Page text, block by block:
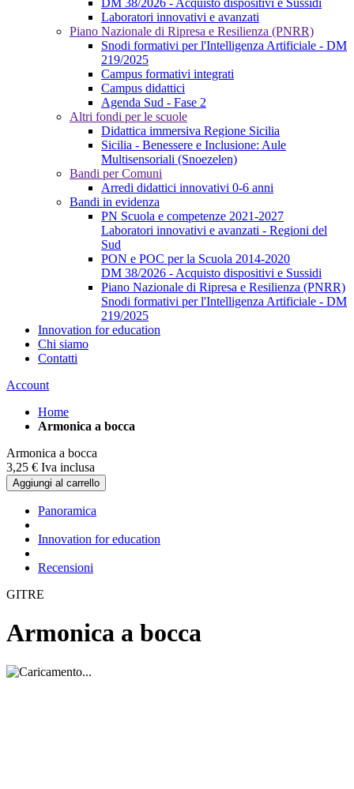
Laboratori innovativi e avanzati
Piano Nazionale di Ripresa e Resilienza (PNRR)
Snodi formativi per l'Intelligenza Artificiale - DM
219/2025
Campus formativi integrati
Campus didattici
Agenda Sud - Fase 2
Altri fondi per le scuole
Didattica immersiva Regione Sicilia
Sicilia - Benessere e Inclusione: Aule
Multisensoriali (Snoezelen)
Bandi per Comuni
Arredi didattici innovativi 0-6 anni
Bandi in evidenza
PN Scuola e competenze 2021-2027
Laboratori innovativi e avanzati - Regioni del
Sud
PON e POC per la Scuola 2014-2020
DM 38/2026 - Acquisto dispositivi e Sussidi
Piano Nazionale di Ripresa e Resilienza (PNRR)
Snodi formativi per l'Intelligenza Artificiale - DM
219/2025
Innovation for education
Chi siamo
Contatti
Account
Home
Armonica a bocca
Armonica a bocca
3,25 € Iva inclusa
Aggiungi al carrello
Panoramica
Innovation for education
Recensioni
GITRE
Armonica a bocca